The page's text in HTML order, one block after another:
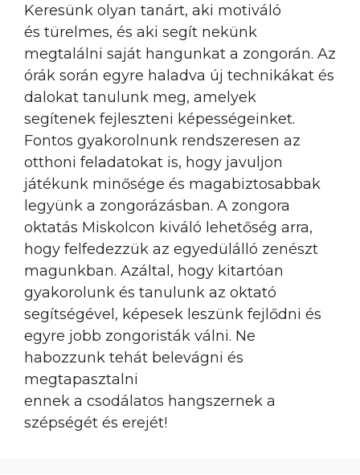
Keresünk olyan tanárt, aki motiváló
és türelmes, és aki segít nekünk
megtalálni saját hangunkat a zongorán. Az
órák során egyre haladva új technikákat és
dalokat tanulunk meg, amelyek
segítenek fejleszteni képességeinket.
Fontos gyakorolnunk rendszeresen az
otthoni feladatokat is, hogy javuljon
játékunk minősége és magabiztosabbak
legyünk a zongorázásban. A zongora
oktatás Miskolcon kiváló lehetőség arra,
hogy felfedezzük az egyedülálló zenészt
magunkban. Azáltal, hogy kitartóan
gyakorolunk és tanulunk az oktató
segítségével, képesek leszünk fejlődni és
egyre jobb zongoristák válni. Ne
habozzunk tehát belevágni és
megtapasztalni
ennek a csodálatos hangszernek a
szépségét és erejét!